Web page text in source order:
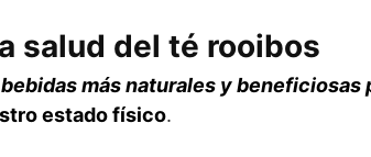
salud del té rooibos
bebidas más naturales y beneficiosas
estado físico.